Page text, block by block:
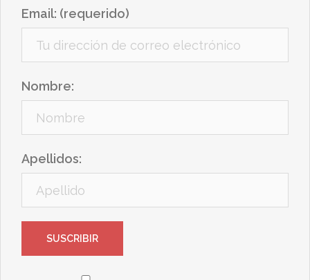
Email: (requerido)
Nombre:
Apellidos: